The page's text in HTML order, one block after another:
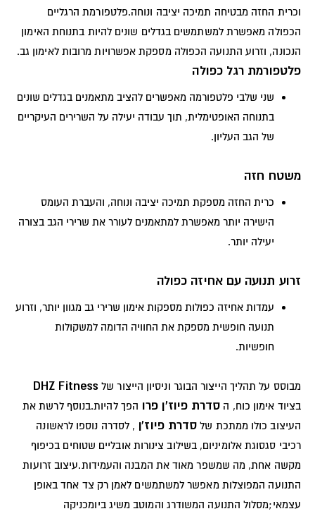
וכרית החזה מבטיחה תמיכה יציבה ונוחה.פלטפורמת הרגליים
הכפולה מאפשרת למשתמשים בגדלים שונים להיות בתנוחת האימון
הנכונה, וזרוע התנועה הכפולה מספקת אפשרויות מרובות לאימון גב.
פלטפורמת רגל כפולה
שני שלבי פלטפורמה מאפשרים להציב מתאמנים בגדלים שונים
בתנוחה האופטימלית, תוך עבודה יעילה על השרירים העיקריים
של הגב העליון.
משטח חזה
כרית החזה מספקת תמיכה יציבה ונוחה, והעברת העומס
הישירה יותר מאפשרת למתאמנים לעורר את שרירי הגב בצורה
יעילה יותר.
זרוע תנועה עם אחיזה כפולה
עמדות אחיזה כפולות מספקות אימון שרירי גב מגוון יותר, וזרוע
תנועה חופשית מספקת את החוויה הדומה למשקולות
חופשיות.
מבוסס על תהליך הייצור הבוגר וניסיון הייצור של DHZ Fitness
בציוד אימון כוח, ה סדרת פיוז'ן פרו הפך להיות.בנוסף לרשת את
העיצוב כולו ממתכת של סדרת פיוז'ן , לסדרה נוספו לראשונה
רכיבי סגסוגת אלומיניום, בשילוב צינורות אובליים שטוחים בכיפוף
מקשה אחת, מה שמשפר מאוד את המבנה והעמידות.עיצוב זרועות
התנועה המפוצלות מאפשר למשתמשים לאמן רק צד אחד באופן
עצמאי;מסלול התנועה המשודרג והמוטב משיג ביומכניקה